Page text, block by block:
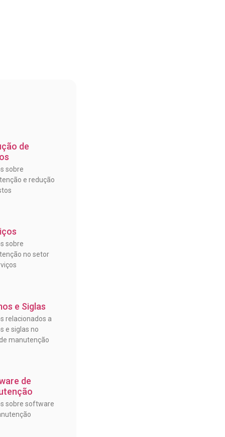
de
sobre
e redução
sobre
no setor
e Siglas
relacionados a
e siglas no
manutenção
de
sobre software